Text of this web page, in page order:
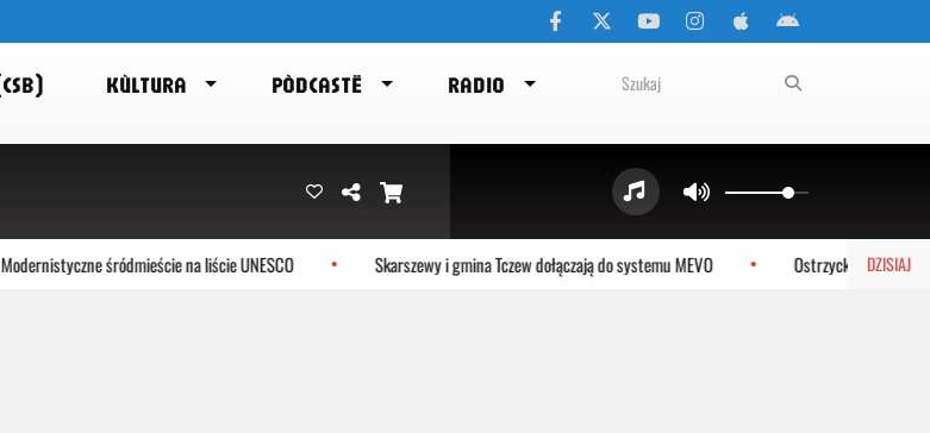
KÙLTURA PÒDCASTË RADIO
DZISIAJ
śródmieście na liście UNESCO Skarszewy i gmina Tczew dołączają do systemu MEVO Ostrzyckie Lato już w